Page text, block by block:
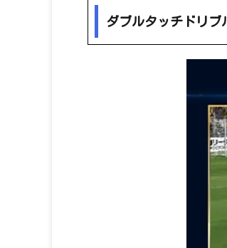
ダブルタッチドリブ